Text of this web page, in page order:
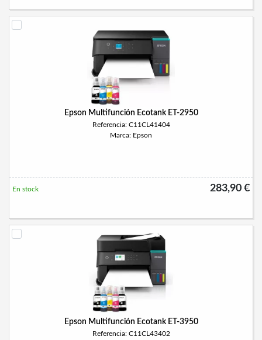
Epson Multifunción Ecotank ET-2950
Referencia: C11CL41404
Marca: Epson
283,90 €
En stock
Epson Multifunción Ecotank ET-3950
Referencia: C11CL43402